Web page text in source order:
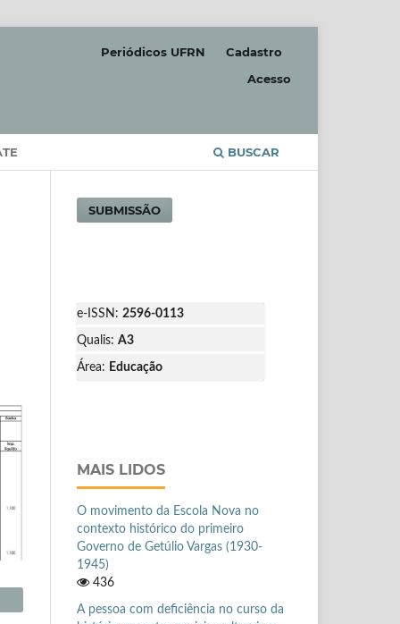
BUSCAR
Periódicos UFRN
Cadastro
Acesso
SUBMISSÃO
e-ISSN: 2596-0113
Qualis: A3
Área: Educação
MAIS LIDOS
O movimento da Escola Nova no
contexto histórico do primeiro
Governo de Getúlio Vargas (1930-
1945)
436
A pessoa com deficiência no curso da